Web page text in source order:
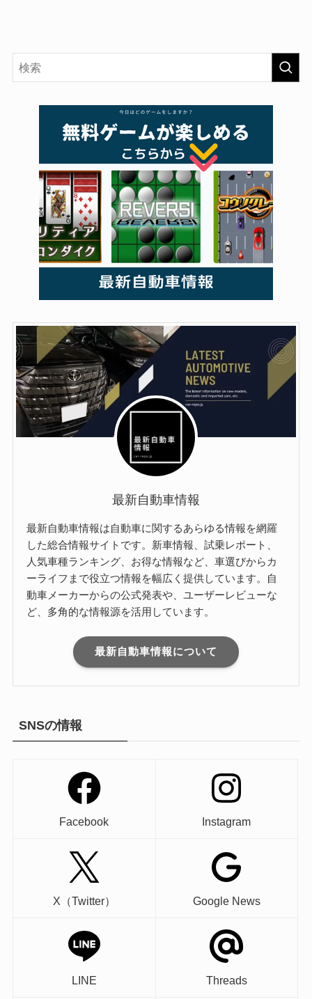
最新自動車情報
最新自動車情報は自動車に関するあらゆる情報を網羅
した総合情報サイトです。新車情報、試乗レポート、
人気車種ランキング、お得な情報など、車選びからカ
ーライフまで役立つ情報を幅広く提供しています。自
動車メーカーからの公式発表や、ユーザーレビューな
ど、多角的な情報源を活用しています。
最新自動車情報について
SNSの情報
Facebook Instagram
X（Twitter） Google News
LINE Threads